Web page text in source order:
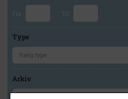
Fra Til
Type
Arkiv